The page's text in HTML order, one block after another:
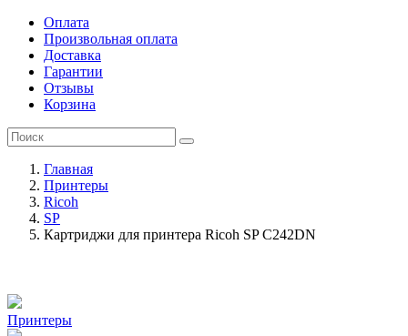
Оплата
Произвольная оплата
Доставка
Гарантии
Отзывы
Корзина
Главная
Принтеры
Ricoh
SP
Картриджи для принтера Ricoh SP C242DN
Принтеры